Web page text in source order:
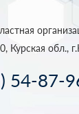
Курская обл.,
54-87-